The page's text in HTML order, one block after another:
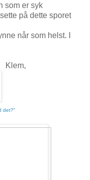
som er syk
på dette sporet
når som helst. I
det?"